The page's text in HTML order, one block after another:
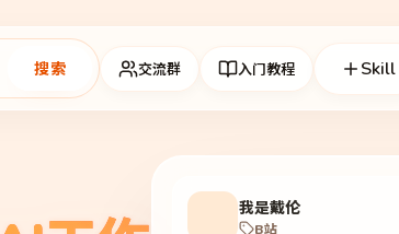
搜索 交流群 入门教程 Skill
我是戴伦
B站